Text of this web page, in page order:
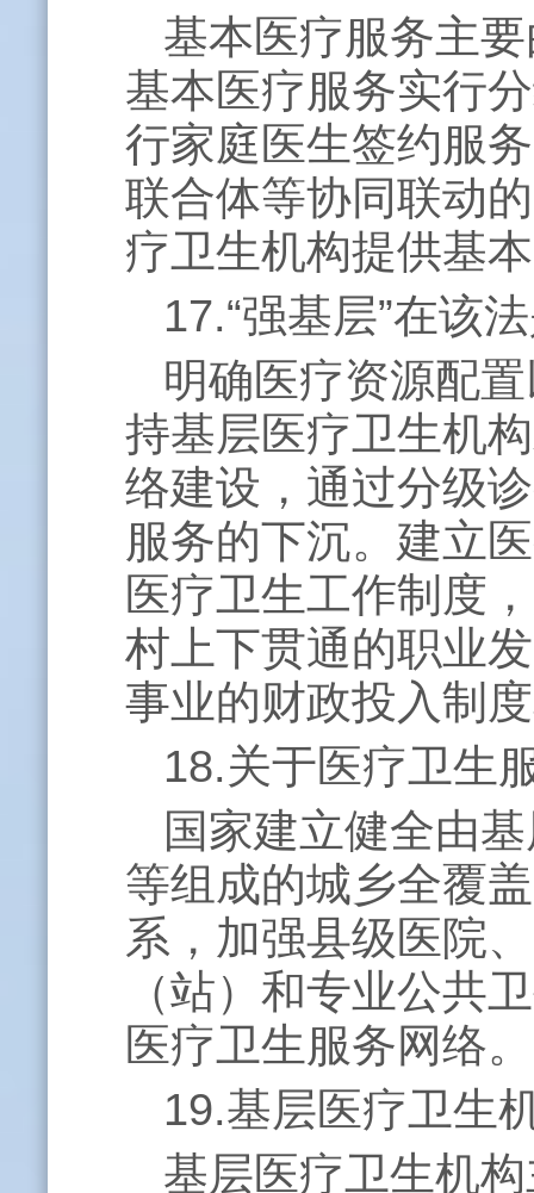
基本医疗服务主
基本医疗服务实行
行家庭医生签约服
联合体等协同联动
疗卫生机构提供基
17.“强基层”在该
明确医疗资源配
持基层医疗卫生机
络建设，通过分级
服务的下沉。建立
医疗卫生工作制度
村上下贯通的职业
事业的财政投入制
18.关于医疗卫生
国家建立健全由
等组成的城乡全覆
系，加强县级医院
（站）和专业公共
医疗卫生服务网络。
19.基层医疗卫生
基层医疗卫生机